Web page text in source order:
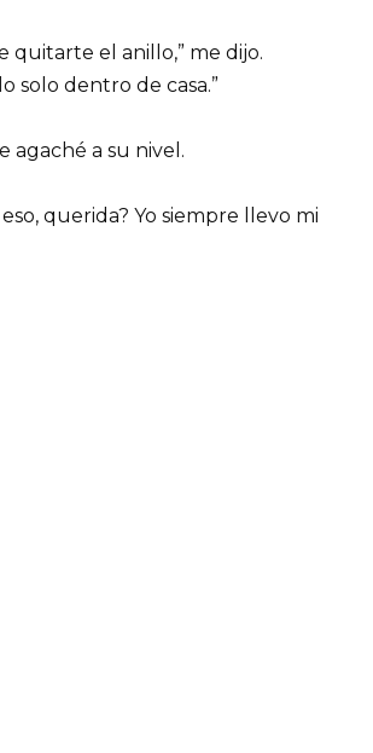
quitarte el anillo,” me dijo.
solo dentro de casa.”
agaché a su nivel.
querida? Yo siempre llevo mi